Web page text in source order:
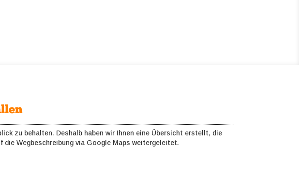
zu behalten. Deshalb haben wir Ihnen eine Übersicht erstellt, die
die Wegbeschreibung via Google Maps weitergeleitet.